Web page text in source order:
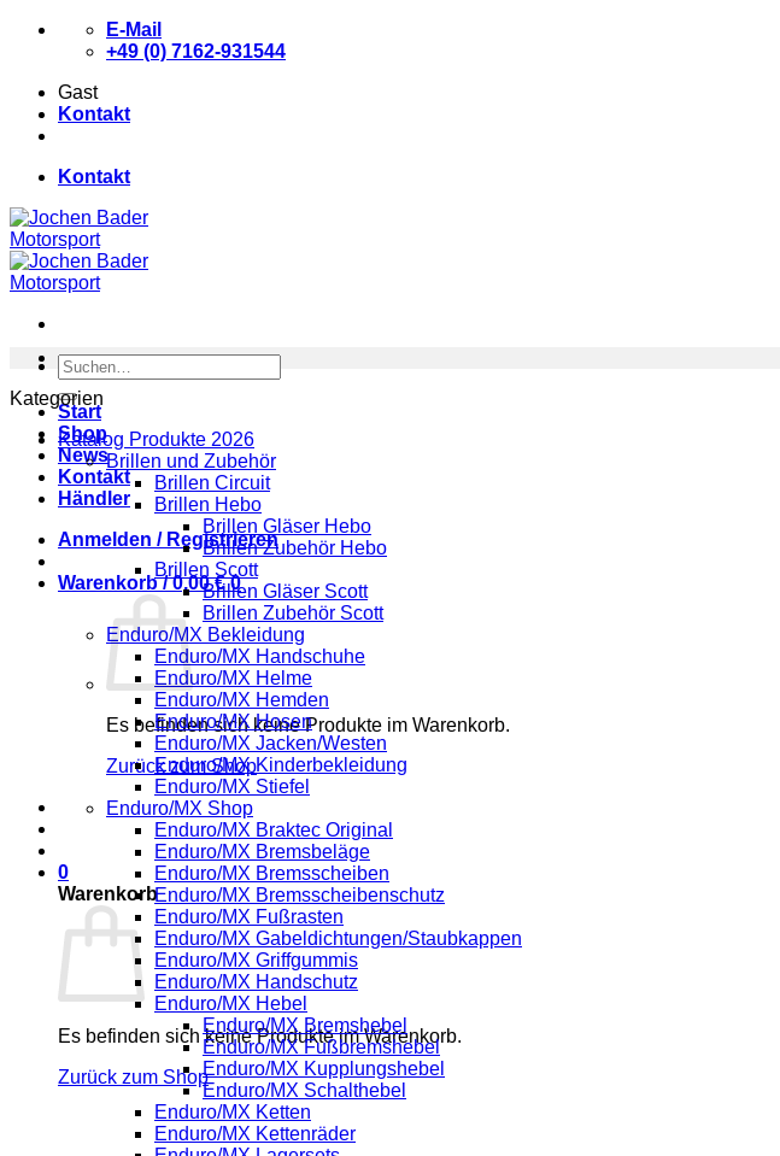
Zum
E-Mail
+49 (0) 7162-931544
Gast
Kontakt
Kontakt
Suchen
nach:
Start
Shop
News
Kontakt
Händler
Anmelden / Registrieren
Warenkorb /0,00€ 0
Es befinden sich keine Produkte im Warenkorb.
Zurück zum Shop
0
Warenkorb
Es befinden sich keine Produkte im Warenkorb.
Zurück zum Shop
Kategorien
Katalog Produkte 2026
Brillen und Zubehör
Brillen Circuit
Brillen Hebo
Brillen Gläser Hebo
Brillen Zubehör Hebo
Brillen Scott
Brillen Gläser Scott
Brillen Zubehör Scott
Enduro/MX Bekleidung
Enduro/MX Handschuhe
Enduro/MX Helme
Enduro/MX Hemden
Enduro/MX Hosen
Enduro/MX Jacken/Westen
Enduro/MX Kinderbekleidung
Enduro/MX Stiefel
Enduro/MX Shop
Enduro/MX Braktec Original
Enduro/MX Bremsbeläge
Enduro/MX Bremsscheiben
Enduro/MX Bremsscheibenschutz
Enduro/MX Fußrasten
Enduro/MX Gabeldichtungen/Staubkappen
Enduro/MX Griffgummis
Enduro/MX Handschutz
Enduro/MX Hebel
Enduro/MX Bremshebel
Enduro/MX Fußbremshebel
Enduro/MX Kupplungshebel
Enduro/MX Schalthebel
Enduro/MX Ketten
Enduro/MX Kettenräder